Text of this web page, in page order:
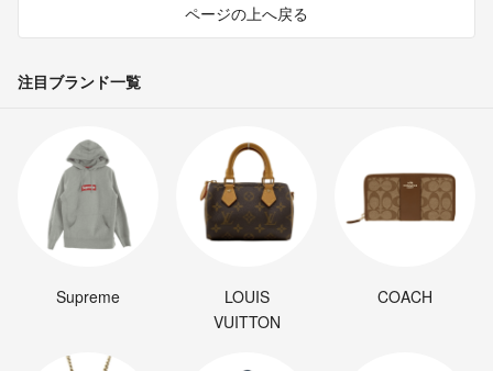
ページの上へ戻る
注目ブランド一覧
Supreme
LOUIS
VUITTON
COACH